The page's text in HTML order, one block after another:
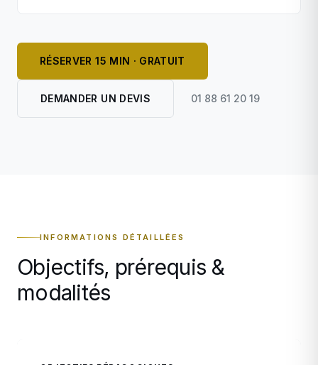
RÉSERVER 15 MIN · GRATUIT
DEMANDER UN DEVIS 01 88 61 20 19
INFORMATIONS DÉTAILLÉES
Objectifs, prérequis &
modalités